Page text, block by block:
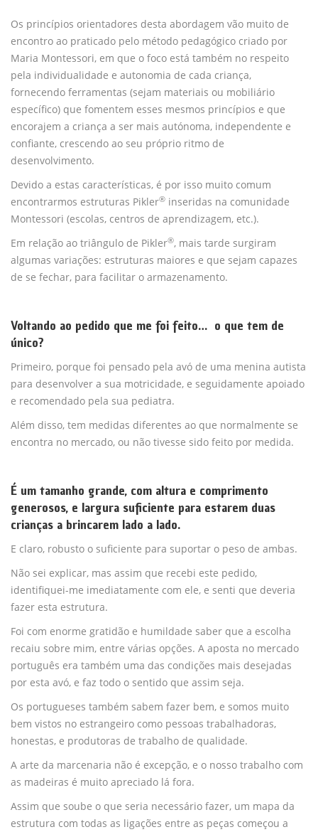
Os princípios orientadores desta abordagem vão muito de
encontro ao praticado pelo método pedagógico criado por
Maria Montessori, em que o foco está também no respeito
pela individualidade e autonomia de cada criança,
fornecendo ferramentas (sejam materiais ou mobiliário
específico) que fomentem esses mesmos princípios e que
encorajem a criança a ser mais autónoma, independente e
confiante, crescendo ao seu próprio ritmo de
desenvolvimento.
Devido a estas características, é por isso muito comum
encontrarmos estruturas Pikler® inseridas na comunidade
Montessori (escolas, centros de aprendizagem, etc.).
Em relação ao triângulo de Pikler®, mais tarde surgiram
algumas variações: estruturas maiores e que sejam capazes
de se fechar, para facilitar o armazenamento.
Voltando ao pedido que me foi feito… o que tem de
único?
Primeiro, porque foi pensado pela avó de uma menina autista
para desenvolver a sua motricidade, e seguidamente apoiado
e recomendado pela sua pediatra.
Além disso, tem medidas diferentes ao que normalmente se
encontra no mercado, ou não tivesse sido feito por medida.
É um tamanho grande, com altura e comprimento
generosos, e largura suficiente para estarem duas
crianças a brincarem lado a lado.
E claro, robusto o suficiente para suportar o peso de ambas.
Não sei explicar, mas assim que recebi este pedido,
identifiquei-me imediatamente com ele, e senti que deveria
fazer esta estrutura.
Foi com enorme gratidão e humildade saber que a escolha
recaiu sobre mim, entre várias opções. A aposta no mercado
português era também uma das condições mais desejadas
por esta avó, e faz todo o sentido que assim seja.
Os portugueses também sabem fazer bem, e somos muito
bem vistos no estrangeiro como pessoas trabalhadoras,
honestas, e produtoras de trabalho de qualidade.
A arte da marcenaria não é excepção, e o nosso trabalho com
as madeiras é muito apreciado lá fora.
Assim que soube o que seria necessário fazer, um mapa da
estrutura com todas as ligações entre as peças começou a